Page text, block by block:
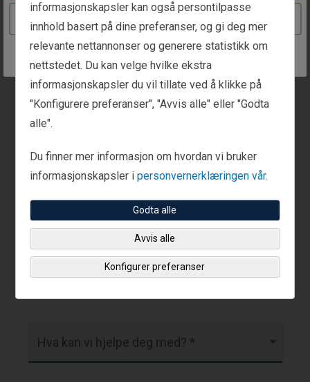
Continue to the Norway website
Media og presse
Kundefokus
Er du kunde? Gi beskjed her, så sender vi deg raskt
til kundekontakter.
Ja, jeg er kunde.
Ring vårt kontaktnummer:800 19 639
Hva kan vi hjelpe deg med? *
informasjonskapsler kan også persontilpasse
innhold basert på dine preferanser, og gi deg mer
relevante nettannonser og generere statistikk om
nettstedet. Du kan velge hvilke ekstra
informasjonskapsler du vil tillate ved å klikke på
"Konfigurere preferanser", "Avvis alle" eller "Godta
alle".
Du finner mer informasjon om hvordan vi bruker
informasjonskapsler i personvernerklæringen vår.
Godta alle
Avvis alle
Konfigurer preferanser